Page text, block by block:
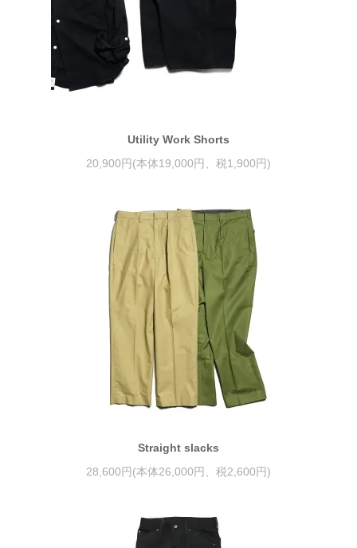
Utility Work Shorts
20,900円(本体19,000円、税1,900円)
Straight slacks
28,600円(本体26,000円、税2,600円)